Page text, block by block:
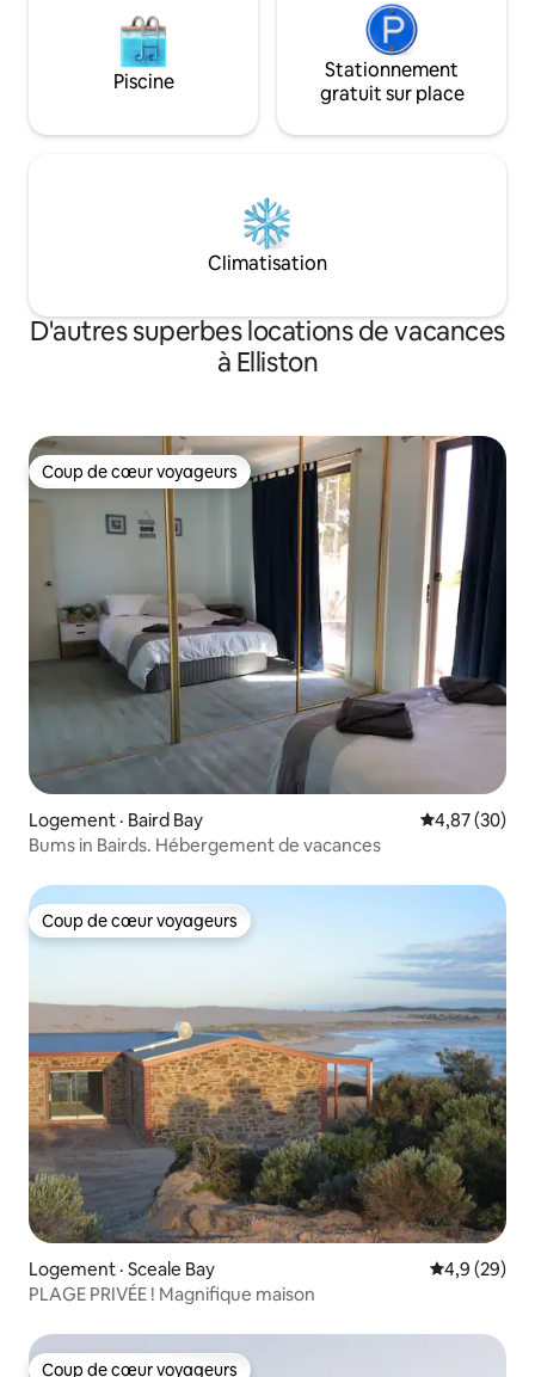
Piscine
Stationnement
gratuit sur place
Climatisation
D'autres superbes locations de vacances
à Elliston
Coup de cœur voyageurs
Coup de cœur voyageurs
Logement · Baird Bay Note
4,87 (30)
Bums in Bairds. Hébergement de vacances
Coup de cœur voyageurs
Coup de cœur voyageurs
Logement · Sceale Bay Note
4,9 (29)
PLAGE PRIVÉE ! Magnifique maison
Coup de cœur voyageurs